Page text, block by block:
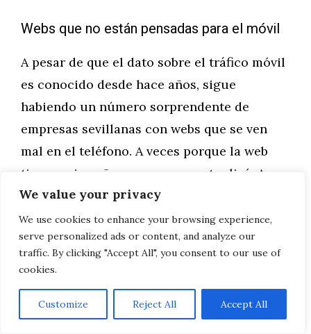
We value your privacy
We use cookies to enhance your browsing experience,
serve personalized ads or content, and analyze our
traffic. By clicking "Accept All", you consent to our use of
cookies.
Customize Reject All Accept All
Webs que no están pensadas para el móvil
A pesar de que el dato sobre el tráfico móvil
es conocido desde hace años, sigue
habiendo un número sorprendente de
empresas sevillanas con webs que se ven
mal en el teléfono. A veces porque la web
tiene varios años y nunca se actualizó. A
veces porque se contrató a alguien que no
tenía las competencias técnicas necesarias.
Sea cual sea la razón, el coste de ese error
se paga cada día en forma de usuarios que
Textos copiados, genéricos o irrelevantes